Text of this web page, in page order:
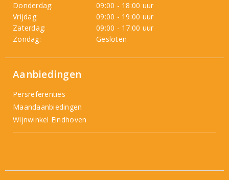
Donderdag:
09:00 - 18:00 uur
Vrijdag:
09:00 - 19:00 uur
Zaterdag:
09:00 - 17:00 uur
Zondag:
Gesloten
Aanbiedingen
Persreferenties
Maandaanbiedingen
Wijnwinkel Eindhoven